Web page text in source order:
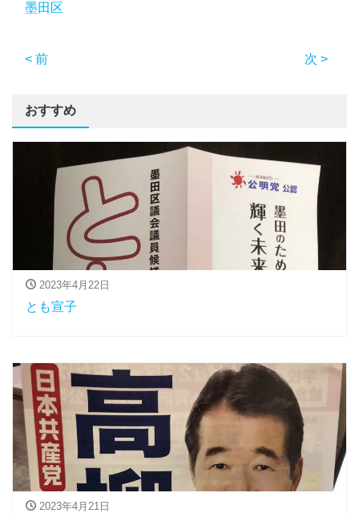
墨田区
< 前 次 >
おすすめ
2023年4月22日
とも宣子
2023年4月21日